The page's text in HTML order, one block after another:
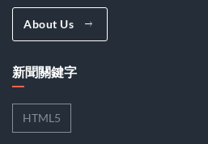
About Us
新聞關鍵字
HTML5